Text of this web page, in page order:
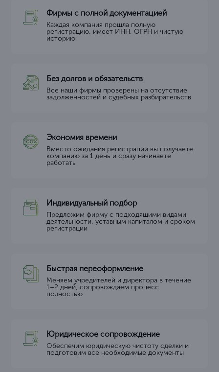
Фирмы с полной документацией
Каждая компания прошла полную
регистрацию, имеет ИНН, ОГРН и чистую
историю
Без долгов и обязательств
Все наши фирмы проверены на отсутствие
задолженностей и судебных разбирательств
Экономия времени
Вместо ожидания регистрации вы получаете
компанию за 1 день и сразу начинаете
работать
Индивидуальный подбор
Предложим фирму с подходящими видами
деятельности, уставным капиталом и сроком
регистрации
Быстрая переоформление
Меняем учредителей и директора в течение
1–2 дней, сопровождаем процесс
полностью
Юридическое сопровождение
Обеспечим юридическую чистоту сделки и
подготовим все необходимые документы